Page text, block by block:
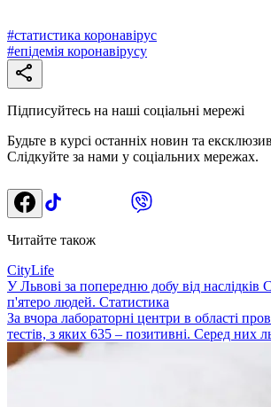
#статистика коронавірус
#епідемія коронавірусу
Підписуйтесь на наші соціальні мережі
Будьте в курсі останніх новин та
Слідкуйте за нами у соціальних мережах.
Читайте також
CityLife
У Львові за попередню добу від наслідків
п'ятеро людей. Статистика
За вчора лабораторні центри в області
тестів, з яких 635 – позитивні. Серед них